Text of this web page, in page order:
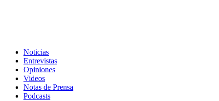
Noticias
Entrevistas
Opiniones
Videos
Notas de Prensa
Podcasts